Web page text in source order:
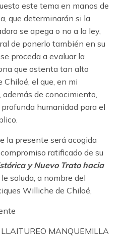
este tema en manos de
que determinarán si la
se apega o no a la ley,
de ponerlo también en su
proceda a evaluar la
que ostenta tan alto
Chiloé, el que, en mi
además de conocimiento,
humanidad para el
la presente será acogida
ratificado de su
y Nuevo Trato hacia
le saluda, a nombre del
Williche de Chiloé,
MANQUEMILLA